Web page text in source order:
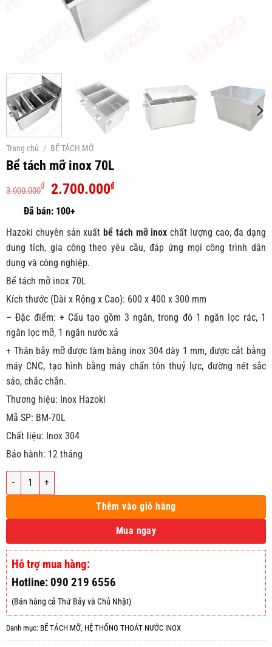
Trang chủ / BỂ TÁCH MỠ
Bể tách mỡ inox 70L
3.000.000₫
Giá
gốc
là:
3.000.000₫.
2.700.000₫Giá
là:
2.700.000₫.
Hazoki chuyên sản xuất bể tách mỡ inox chất lượng cao, đa dạng
dung tích, gia công theo yêu cầu, đáp ứng mọi công trình dân
dụng và công nghiệp.
Bể tách mỡ inox 70L
Kích thước (Dài x Rộng x Cao): 600 x 400 x 300 mm
– Đặc điểm: + Cấu tạo gồm 3 ngăn, trong đó 1 ngăn lọc rác, 1
ngăn lọc mỡ, 1 ngăn nước xả
+ Thân bẫy mỡ được làm bằng inox 304 dày 1 mm, được cắt bằng
máy CNC, tạo hình bằng máy chấn tôn thuỷ lực, đường nét sắc
sảo, chắc chắn.
Thương hiệu: Inox Hazoki
Mã SP: BM-70L
Chất liệu: Inox 304
Bảo hành: 12 tháng
Bể tách mỡ inox 70L số lượng
Thêm vào giỏ hàng
Mua ngay
Hỗ trợ mua hàng:
Hotline: 090 219 6556
(Bán hàng cả Thứ Bảy và Chủ Nhật)
Danh mục: BỂ TÁCH MỠ HỆ THỐNG THOÁT NƯỚC INOX